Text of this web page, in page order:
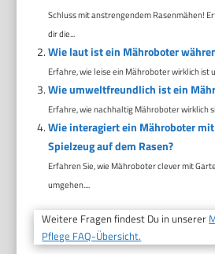
Schluss mit anstrengendem Rasenmähen!
dir die...
Wie laut ist ein Mähroboter
Erfahre, wie leise ein Mähroboter wirklich ist
Wie umweltfreundlich ist ein
Erfahre, wie nachhaltig Mähroboter wirklich
Wie interagiert ein Mähroboter
Spielzeug auf dem Rasen?
Erfahren Sie, wie Mähroboter clever mit
umgehen....
Weitere Fragen findest Du in unserer
Pflege FAQ-Übersicht.